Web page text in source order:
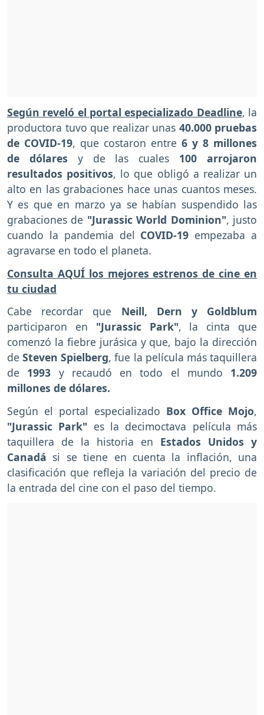
Según reveló el portal especializado Deadline, la
productora tuvo que realizar unas 40.000 pruebas
de COVID-19, que costaron entre 6 y 8 millones
de dólares y de las cuales 100 arrojaron
resultados positivos, lo que obligó a realizar un
alto en las grabaciones hace unas cuantos meses.
Y es que en marzo ya se habían suspendido las
grabaciones de "Jurassic World Dominion", justo
cuando la pandemia del COVID-19 empezaba a
agravarse en todo el planeta.
Consulta AQUÍ los mejores estrenos de cine en
tu ciudad
Cabe recordar que Neill, Dern y Goldblum
participaron en "Jurassic Park", la cinta que
comenzó la fiebre jurásica y que, bajo la dirección
de Steven Spielberg, fue la película más taquillera
de 1993 y recaudó en todo el mundo 1.209
millones de dólares.
Según el portal especializado Box Office Mojo,
"Jurassic Park" es la decimoctava película más
taquillera de la historia en Estados Unidos y
Canadá si se tiene en cuenta la inflación, una
clasificación que refleja la variación del precio de
la entrada del cine con el paso del tiempo.